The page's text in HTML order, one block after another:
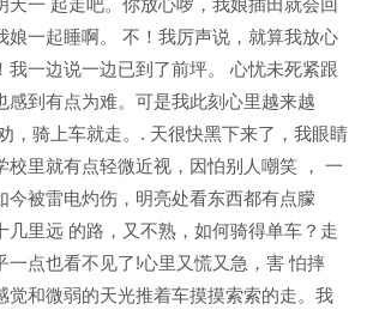
天一 起走吧。你放心啰，我娘插田就会回
娘一起睡啊。 不！我厉声说，就算我放心
我一边说一边已到了前坪。 心忧未死紧跟
感到有点为难。可是我此刻心里越来越
，骑上车就走。. 天很快黑下来了，我眼睛
校里就有点轻微近视，因怕别人嘲笑 ， 一
今被雷电灼伤，明亮处看东西都有点朦
几里远 的路，又不熟，如何骑得单车？走
一点也看不见了!心里又慌又急，害 怕摔
觉和微弱的天光推着车摸摸索索的走。我